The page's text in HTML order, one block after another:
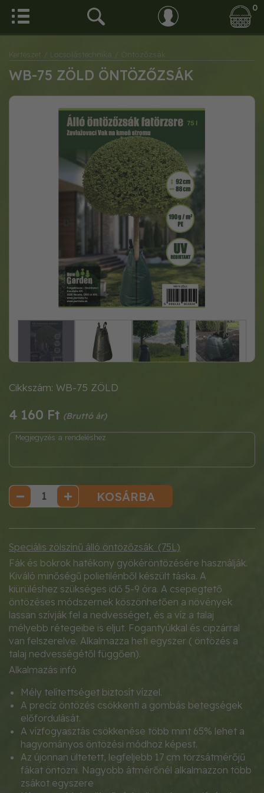
0
Kertészet / Locsolástechnika / Öntözőzsák
WB-75 ZÖLD ÖNTÖZŐZSÁK
Cikkszám: WB-75 ZÖLD
4 160 Ft
KOSÁRBA
Speciális zölszínű álló öntözőzsák (75L)
Fák és bokrok hatékony gyökéröntözésére használják.
Kiváló minőségű polietilénből készült táska. A
kiürüléshez szükséges idő 5-9 óra. A csepegtető
öntözéses módszernek köszönhetően a növények
lassan szívják fel a nedvességet, és a víz a talaj
mélyebb rétegeibe is eljut. Fogantyúkkal és cipzárral
van felszerelve. Alkalmazza heti egyszer ( öntözés a
talaj nedvességétől függően).
Alkalmazás infó
Mély telítettséget biztosít vízzel.
A precíz öntözés csökkenti a gombás betegségek
előfordulását.
A vízfogyasztás csökkenése több mint 65% lehet a
hagyományos öntözési módhoz képest.
Az újonnan ültetett, legfeljebb 17 cm törzsátmérőjű
fákat öntözni. Nagyobb átmérőnél alkalmazzon több
zsákot egyszere